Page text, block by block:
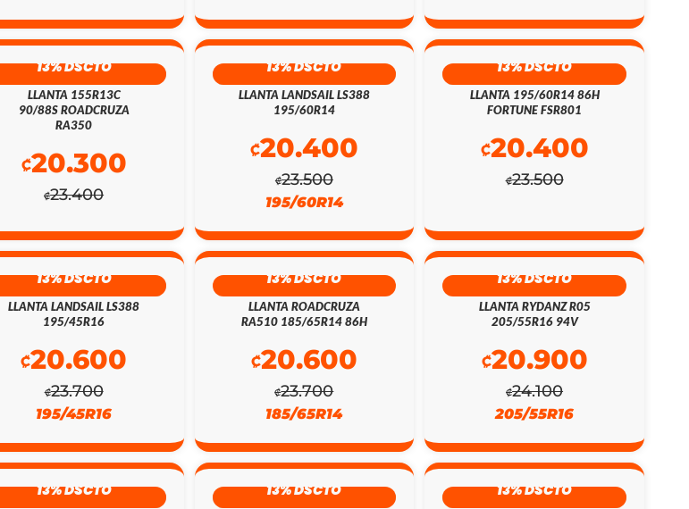
13% DSCTO
LLANTA 155R13C
90/88S ROADCRUZA
RA350
₡23.400
₡20.300
13% DSCTO
LLANTA LANDSAIL LS388
195/60R14
₡23.500
₡20.400
195/60R14
13% DSCTO
LLANTA 195/60R14 86H
FORTUNE FSR801
₡23.500
₡20.400
13% DSCTO
LLANTA LANDSAIL LS388
195/45R16
₡23.700
₡20.600
195/45R16
13% DSCTO
LLANTA ROADCRUZA
RA510 185/65R14 86H
₡23.700
₡20.600
185/65R14
13% DSCTO
LLANTA RYDANZ R05
205/55R16 94V
₡24.100
₡20.900
205/55R16
13% DSCTO 13% DSCTO 13% DSCTO